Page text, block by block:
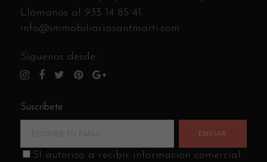
Llámanos al 933 14 85 41
info@immobiliariasantmarti.com
Síguenos desde:
Suscríbete
SI autorizo a recibir información comercial.